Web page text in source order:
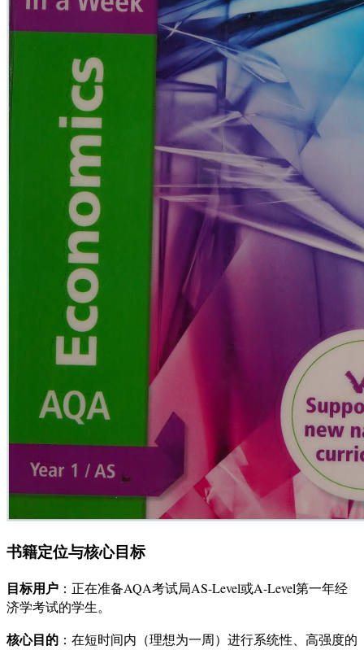
书籍定位与核心目标
目标用户 ：正在准备AQA考试局AS-Level或A-Level第一年经
济学考试的学生。
核心目的 ：在短时间内（理想为一周）进行系统性、高强度的